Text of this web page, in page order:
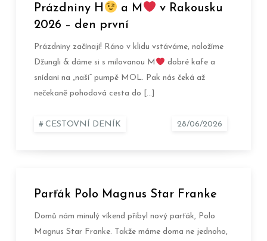
Prázdniny H a M
v Rakousku
2026 – den první
Prázdniny začínají! Ráno v klidu vstáváme, naložíme
Džungli & dáme si s milovanou M
dobré kafe a
snídani na „naší“ pumpě MOL. Pak nás čeká až
nečekaně pohodová cesta do […]
CESTOVNÍ DENÍK
Parťák Polo Magnus Star Franke
Domů nám minulý víkend přibyl nový parťák, Polo
Magnus Star Franke. Takže máme doma ne jednoho,